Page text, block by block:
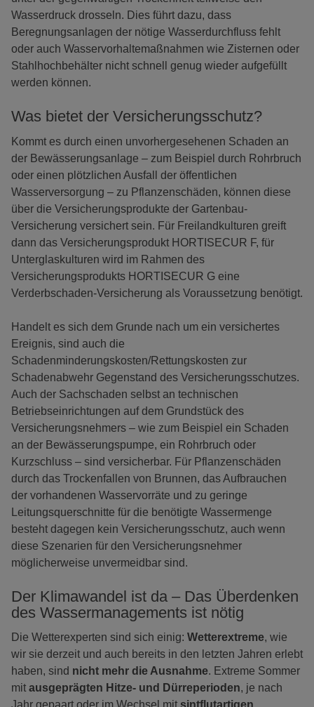
Wasserdruck drosseln. Dies führt dazu, dass
Beregnungsanlagen der nötige Wasserdurchfluss fehlt
oder auch Wasservorhaltemaßnahmen wie Zisternen oder
Stahlhochbehälter nicht schnell genug wieder aufgefüllt
werden können.
Was bietet der Versicherungsschutz?
Kommt es durch einen unvorhergesehenen Schaden an
der Bewässerungsanlage – zum Beispiel durch Rohrbruch
oder einen plötzlichen Ausfall der öffentlichen
Wasserversorgung – zu Pflanzenschäden, können diese
über die Versicherungsprodukte der Gartenbau-
Versicherung versichert sein. Für Freilandkulturen greift
dann das Versicherungsprodukt HORTISECUR F, für
Unterglaskulturen wird im Rahmen des
Versicherungsprodukts HORTISECUR G eine
Verderbschaden-Versicherung als Voraussetzung benötigt.
Handelt es sich dem Grunde nach um ein versichertes
Ereignis, sind auch die
Schadenminderungskosten/Rettungskosten zur
Schadenabwehr Gegenstand des Versicherungsschutzes.
Auch der Sachschaden selbst an technischen
Betriebseinrichtungen auf dem Grundstück des
Versicherungsnehmers – wie zum Beispiel ein Schaden
an der Bewässerungspumpe, ein Rohrbruch oder
Kurzschluss – sind versicherbar. Für Pflanzenschäden
durch das Trockenfallen von Brunnen, das Aufbrauchen
der vorhandenen Wasservorräte und zu geringe
Leitungsquerschnitte für die benötigte Wassermenge
besteht dagegen kein Versicherungsschutz, auch wenn
diese Szenarien für den Versicherungsnehmer
möglicherweise unvermeidbar sind.
Der Klimawandel ist da – Das Überdenken
des Wassermanagements ist nötig
Die Wetterexperten sind sich einig: Wetterextreme, wie
wir sie derzeit und auch bereits in den letzten Jahren erlebt
haben, sind nicht mehr die Ausnahme. Extreme Sommer
mit ausgeprägten Hitze- und Dürreperioden, je nach
Jahr gepaart oder im Wechsel mit sintflutartigen